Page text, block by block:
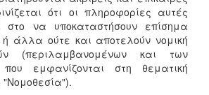
ότι οι πληροφορίες αυτές
στο να υποκαταστήσουν επίσημα
ή άλλα ούτε και αποτελούν νομική
(περιλαμβανομένων και των
που εμφανίζονται στη θεματική
"Νομοθεσία").